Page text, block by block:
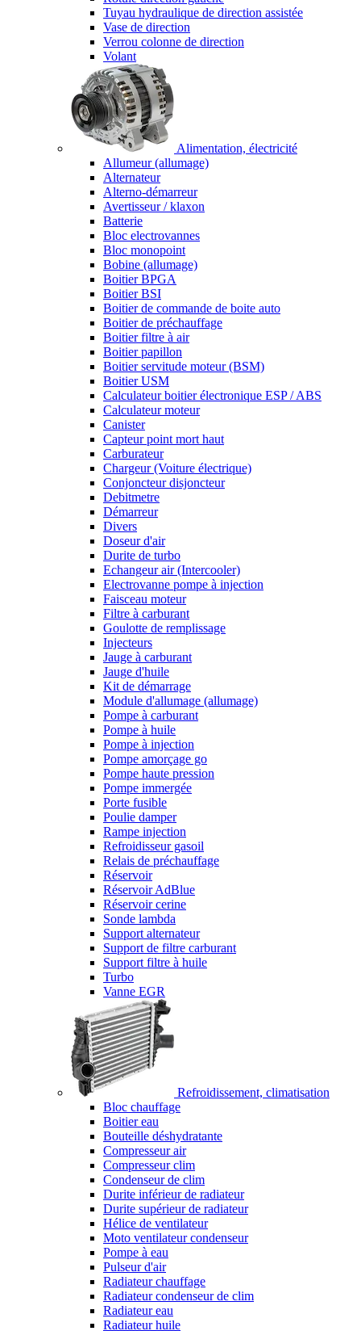
Tuyau hydraulique de direction assistée
Vase de direction
Verrou colonne de direction
Volant
Alimentation, électricité
Allumeur (allumage)
Alternateur
Alterno-démarreur
Avertisseur / klaxon
Batterie
Bloc electrovannes
Bloc monopoint
Bobine (allumage)
Boitier BPGA
Boitier BSI
Boitier de commande de boite auto
Boitier de préchauffage
Boitier filtre à air
Boitier papillon
Boitier servitude moteur (BSM)
Boitier USM
Calculateur boitier électronique ESP / ABS
Calculateur moteur
Canister
Capteur point mort haut
Carburateur
Chargeur (Voiture électrique)
Conjoncteur disjoncteur
Debitmetre
Démarreur
Divers
Doseur d'air
Durite de turbo
Echangeur air (Intercooler)
Electrovanne pompe à injection
Faisceau moteur
Filtre à carburant
Goulotte de remplissage
Injecteurs
Jauge à carburant
Jauge d'huile
Kit de démarrage
Module d'allumage (allumage)
Pompe à carburant
Pompe à huile
Pompe à injection
Pompe amorçage go
Pompe haute pression
Pompe immergée
Porte fusible
Poulie damper
Rampe injection
Refroidisseur gasoil
Relais de préchauffage
Réservoir
Réservoir AdBlue
Réservoir cerine
Sonde lambda
Support alternateur
Support de filtre carburant
Support filtre à huile
Turbo
Vanne EGR
Refroidissement, climatisation
Bloc chauffage
Boitier eau
Bouteille déshydratante
Compresseur air
Compresseur clim
Condenseur de clim
Durite inférieur de radiateur
Durite supérieur de radiateur
Hélice de ventilateur
Moto ventilateur condenseur
Pompe à eau
Pulseur d'air
Radiateur chauffage
Radiateur condenseur de clim
Radiateur eau
Radiateur huile